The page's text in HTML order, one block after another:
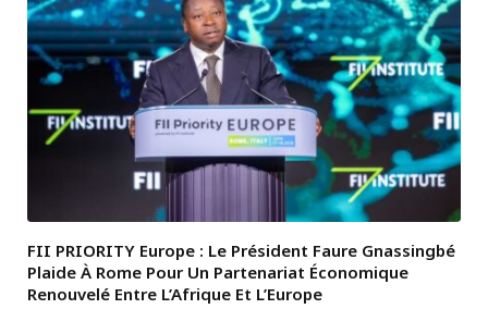
FII PRIORITY Europe : Le Président Faure Gnassingbé
Plaide À Rome Pour Un Partenariat Économique
Renouvelé Entre L’Afrique Et L’Europe